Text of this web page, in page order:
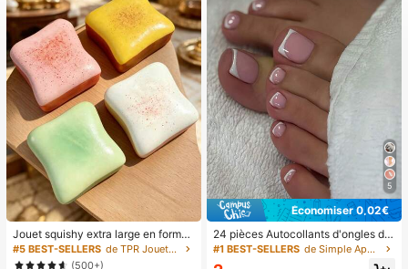
Jouet squishy extra large en forme
de toast, jouet anti-stress super do
ux en beurre de toast, disponible en
#5 BEST-SELLERS
de TPR Jouets amusants et fantaisie pour adolescen
(500+)
5
Économiser 0,02€
24 pièces Autocollants d'ongles d'o
rteil carrés pour créer de nouveaux
designs d'ongles ! Base nude rétro
#1 BEST-SELLERS de Simple Appuyez sur les faux ongles